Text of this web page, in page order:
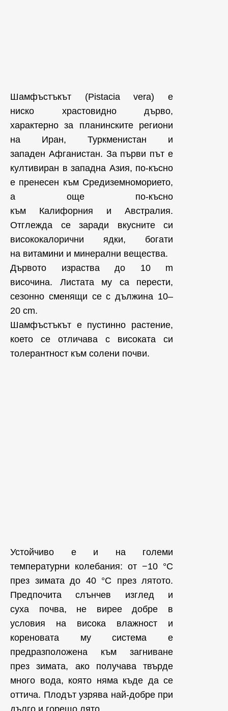
Шамфъстъкът (Pistacia vera) е
ниско храстовидно дърво,
характерно за планинските региони
на Иран, Туркменистан и
западен Афганистан. За първи път е
култивиран в западна Азия, по-късно
е пренесен към Средиземноморието,
а още по-късно
към Калифорния и Австралия.
Отглежда се заради вкусните си
висококалорични ядки, богати
на витамини и минерални вещества.
Дървото израства до 10 m
височина. Листата му са перести,
сезонно сменящи се с дължина 10–
20 cm.
Шамфъстъкът е пустинно растение,
което се отличава с високата си
толерантност към солени почви.
Устойчиво е и на големи
температурни колебания: от −10 °C
през зимата до 40 °C през лятото.
Предпочита слънчев изглед и
суха почва, не вирее добре в
условия на висока влажност и
кореновата му система е
предразположена към загниване
през зимата, ако получава твърде
много вода, която няма къде да се
оттича. Плодът узрява най-добре при
дълго и горещо лято.